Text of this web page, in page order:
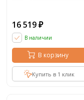
16 519 ₽
В наличии
В корзину
Купить в 1 клик